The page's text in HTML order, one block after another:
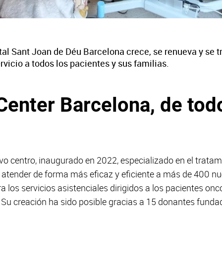
Sant Joan de Déu Barcelona crece, se renueva y se
a todos los pacientes y sus familias.
Barcelona, de
centro, inaugurado en 2022, especializado en el
de forma más eficaz y eficiente a más de 400
los servicios asistenciales dirigidos a los pacientes
creación ha sido posible gracias a 15 donantes